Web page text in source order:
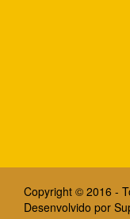
Copyright © 2016 -
Desenvolvido por